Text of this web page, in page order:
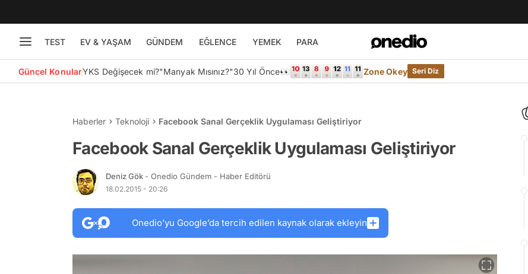
TEST EV & YAŞAM GÜNDEM EĞLENCE YEMEK PARA
Güncel KonularYKS Değişecek mi?"Manyak Mısınız?"30 Yıl Önce👀 Zone Okey Seri Diz
Haberler Teknoloji Facebook Sanal Gerçeklik Uygulaması Geliştiriyor
Facebook Sanal Gerçeklik Uygulaması Geliştiriyor
Deniz Gök - Onedio Gündem - Haber Editörü
18.02.2015 - 20:26
Onedio’yu Google’da tercih edilen kaynak olarak ekleyin